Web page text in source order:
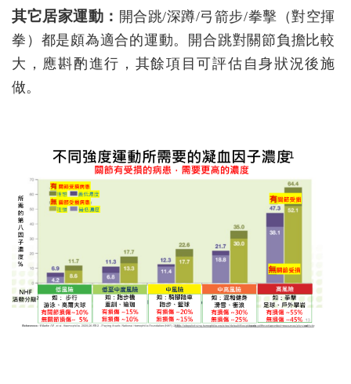
其它居家運動： 開合跳/深蹲/弓箭步/拳擊（對空揮
拳）都是頗為適合的運動。開合跳對關節負擔比較
大，應斟酌進行，其餘項目可評估自身狀況後施
做。